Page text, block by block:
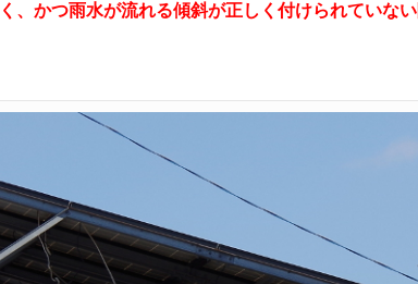
、かつ雨水が流れる傾斜が正しく付けられていな